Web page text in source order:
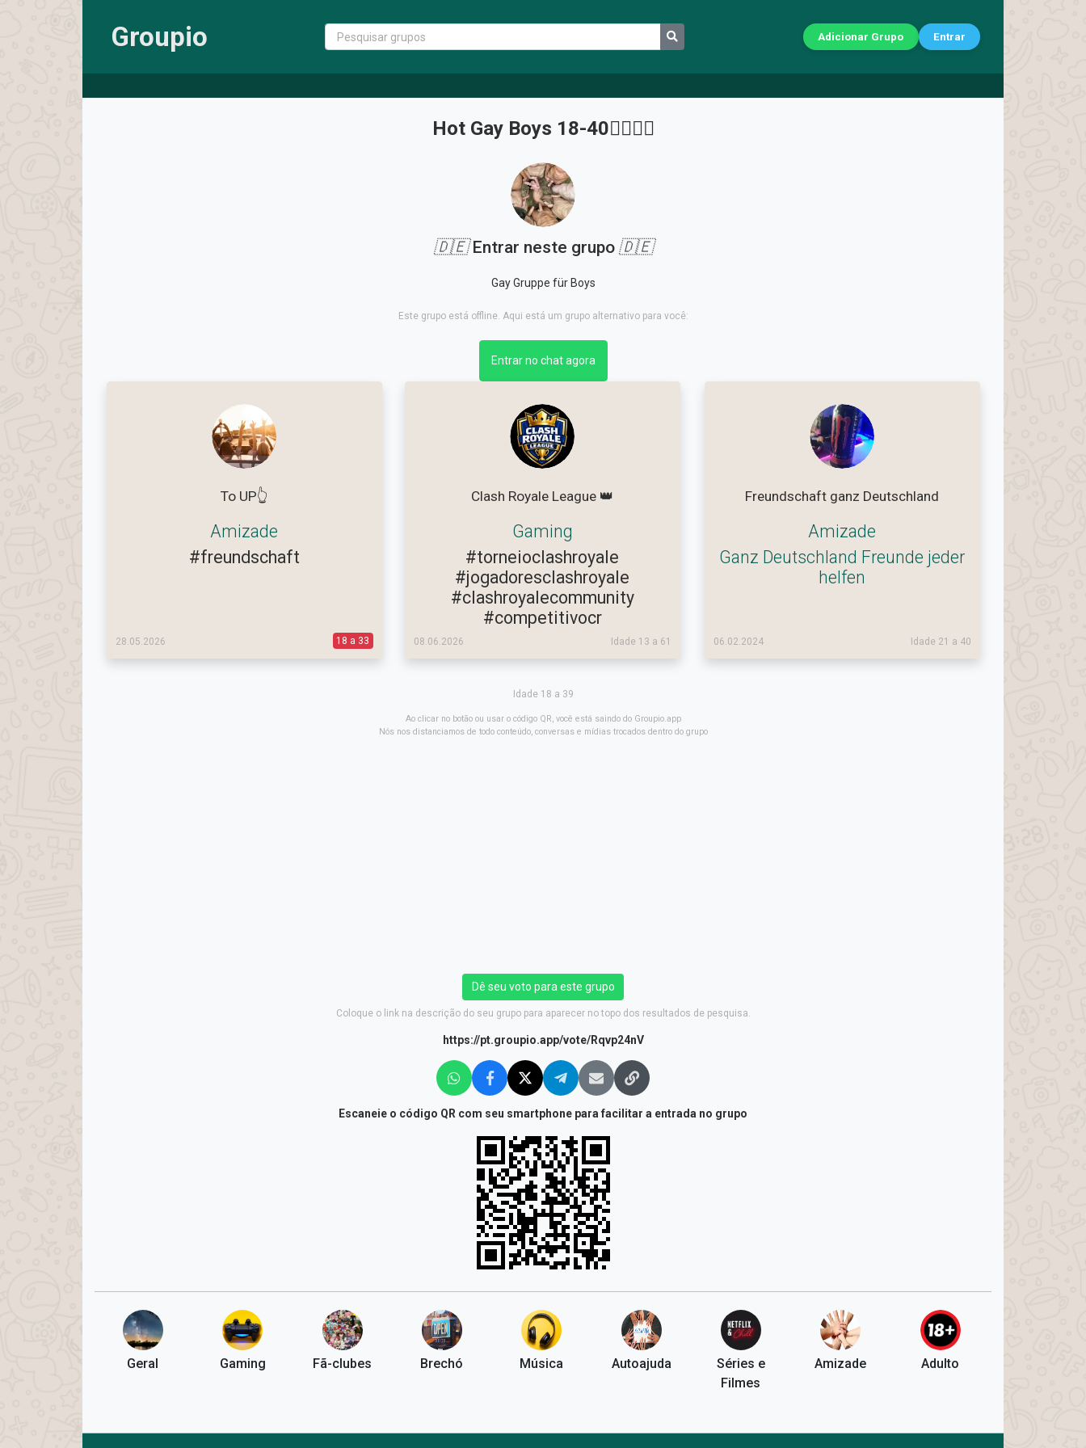
Groupio Adicionar Grupo Entrar
Hot Gay Boys 18-40🏳️‍🌈🍆💦
🇩🇪Entrar neste grupo 🇩🇪
Gay Gruppe für Boys
Este grupo está offline. Aqui está um grupo alternativo para você:
Entrar no chat agora
To UP👆
Amizade
#freundschaft
28.05.2026 18 a 33
Clash Royale League 👑
Gaming
#torneioclashroyale
#jogadoresclashroyale
#clashroyalecommunity
#competitivocr
08.06.2026 Idade 13 a 61
Freundschaft ganz Deutschland
Amizade
Ganz Deutschland Freunde jeder
helfen
06.02.2024 Idade 21 a 40
Idade 18 a 39
Ao clicar no botão ou usar o código QR, você está saindo do Groupio.app
Nós nos distanciamos de todo conteúdo, conversas e mídias trocados dentro do grupo
Dê seu voto para este grupo
Coloque o link na descrição do seu grupo para aparecer no topo dos resultados de pesquisa.
https://pt.groupio.app/vote/Rqvp24nV
Escaneie o código QR com seu smartphone para facilitar a entrada no grupo
Geral Gaming Fã-clubes Brechó Música Autoajuda
Séries e
Filmes
Amizade Adulto